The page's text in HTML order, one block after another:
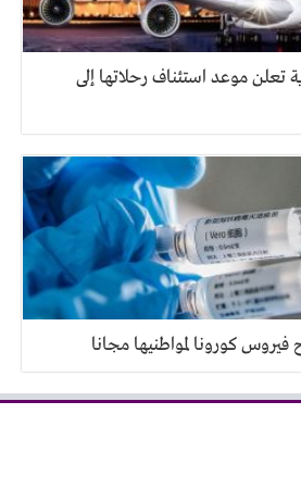
تعلن موعد استئناف رحلاتها إلى
كورونا لمواطنيها مجانا